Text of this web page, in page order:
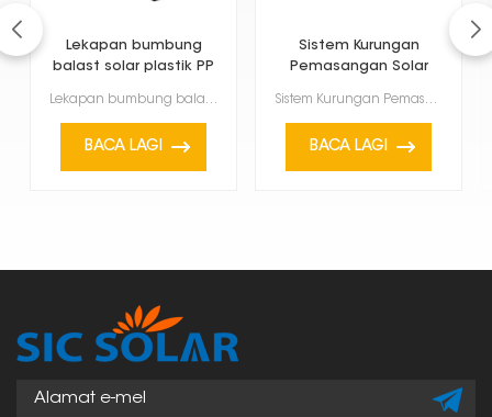
Lekapan bumbung
balast solar plastik PP
Lekapan bumbung balast solar plastik PP menawarkan cara yang ringan, kuat dan mudah untuk meletakkan...
BACA LAGI
Sistem Kurungan
Pemasangan Solar
Sistem Kurungan Pemasangan Solar Bumbung Rata direka untuk memasang panel solar pada bumbung rata, m...
BACA LAGI